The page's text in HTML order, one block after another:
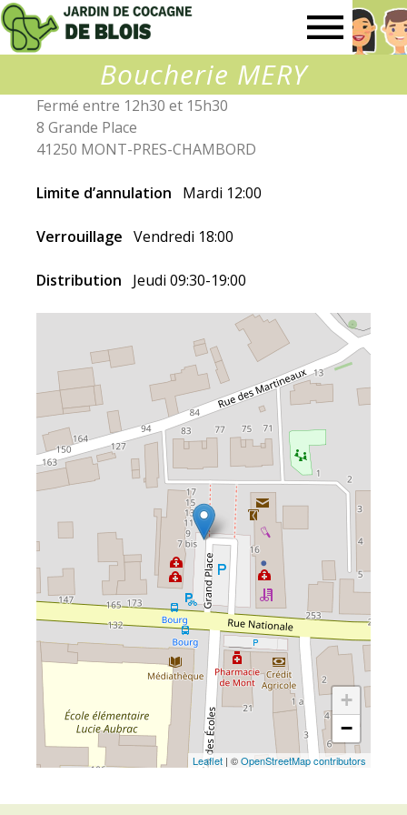
de
de
Blois
Boucherie MERY
Fermé entre 12h30 et 15h30
8 Grande Place
41250 MONT-PRES-CHAMBORD
Limite d’annulation Mardi 12:00
Verrouillage Vendredi 18:00
Distribution Jeudi 09:30-19:00
+
−
Leaflet | ©OpenStreetMap contributors